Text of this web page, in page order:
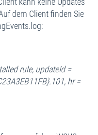
dem Client finden Sie
rule, updateId =
hr =